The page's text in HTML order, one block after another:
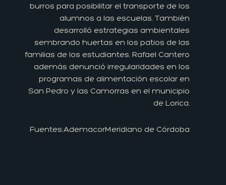
burros para posibilitar el transporte de los
alumnos a las escuelas. También
desarrolló estrategias ambientales
sembrando huertas en los patios de las
familias de los estudiantes. Rafael Cantero
además denunció irregularidades en los
programas de alimentación escolar en
San Pedro y las Camorras en el municipio
de Lorica.
Fuentes:AdemacorMeridiano de Córdoba